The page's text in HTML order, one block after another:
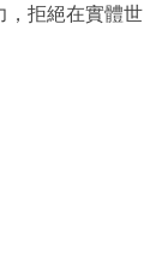
，拒絕在實體世